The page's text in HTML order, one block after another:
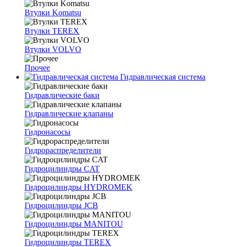
Втулки Komatsu
Втулки TEREX
Втулки VOLVO
Прочее
Гидравлическая система
Гидравлические баки
Гидравлические клапаны
Гидронасосы
Гидрораспределители
Гидроцилиндры CAT
Гидроцилиндры HYDROMEK
Гидроцилиндры JCB
Гидроцилиндры MANITOU
Гидроцилиндры TEREX